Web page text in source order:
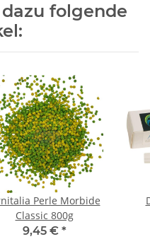
folgende
Perle Morbide
Classic 800g
9,45 € *